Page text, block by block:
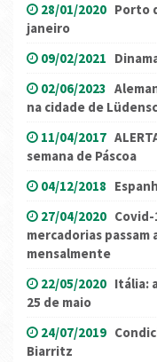
28/01/2020 Porto
janeiro
09/02/2021
02/06/2023
na cidade de
11/04/2017
semana de Páscoa
04/12/2018
27/04/2020
mercadorias
mensalmente
22/05/2020 Itália:
25 de maio
24/07/2019
Biarritz